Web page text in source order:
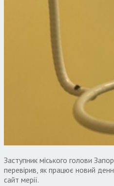
Заступник міського голови
перевірив, як працює новий
сайт мерії.